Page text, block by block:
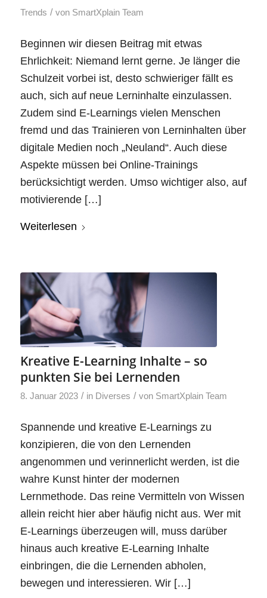
Trends / von SmartXplain Team
Beginnen wir diesen Beitrag mit etwas
Ehrlichkeit: Niemand lernt gerne. Je länger die
Schulzeit vorbei ist, desto schwieriger fällt es
auch, sich auf neue Lerninhalte einzulassen.
Zudem sind E-Learnings vielen Menschen
fremd und das Trainieren von Lerninhalten über
digitale Medien noch „Neuland“. Auch diese
Aspekte müssen bei Online-Trainings
berücksichtigt werden. Umso wichtiger also, auf
motivierende […]
Weiterlesen
Kreative E-Learning Inhalte – so
punkten Sie bei Lernenden
8. Januar 2023 / in Diverses / von SmartXplain Team
Spannende und kreative E-Learnings zu
konzipieren, die von den Lernenden
angenommen und verinnerlicht werden, ist die
wahre Kunst hinter der modernen
Lernmethode. Das reine Vermitteln von Wissen
allein reicht hier aber häufig nicht aus. Wer mit
E-Learnings überzeugen will, muss darüber
hinaus auch kreative E-Learning Inhalte
einbringen, die die Lernenden abholen,
bewegen und interessieren. Wir […]